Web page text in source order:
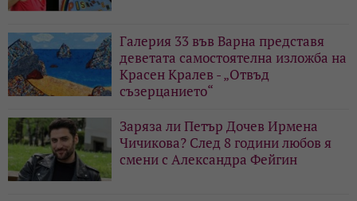
Галерия 33 във Варна представя
деветата самостоятелна изложба на
Красен Кралев - „Отвъд
съзерцанието“
Заряза ли Петър Дочев Ирмена
Чичикова? След 8 години любов я
смени с Александра Фейгин